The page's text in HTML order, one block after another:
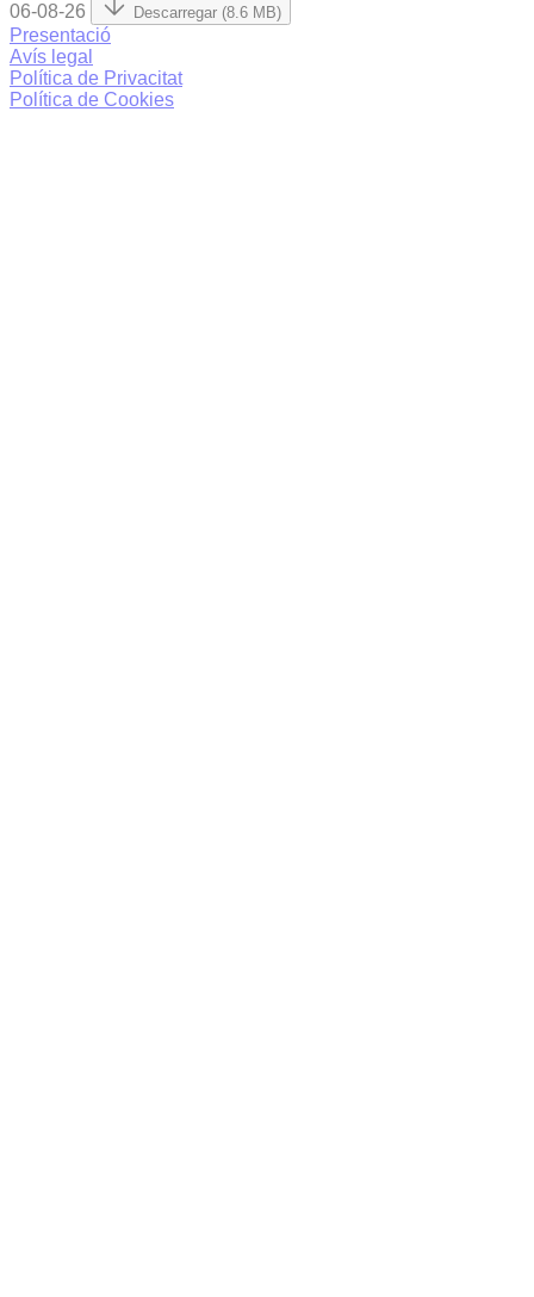
06-08-26 Descarregar (8.6 MB)
Presentació
Avís legal
Política de Privacitat
Política de Cookies